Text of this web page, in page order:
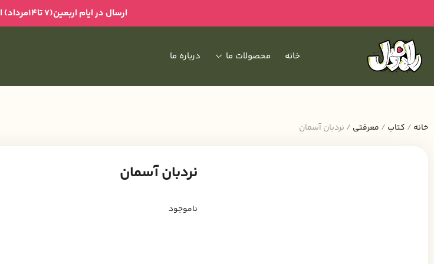
ارسال در ایام اربعین(۷ تا۱۴مرداد) انجام نمی‌شود
خانه محصولات ما درباره ما
خانه / کتاب / معرفتی / نردبان آسمان
نردبان آسمان
ناموجود